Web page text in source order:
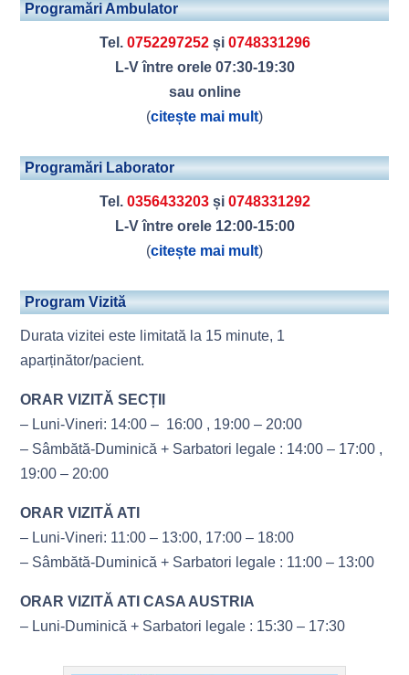
Programări Ambulator
Tel. 0752297252și 0748331296
L-V între orele 07:30-19:30
sau online
(citește mai mult)
Programări Laborator
Tel. 0356433203și 0748331292
L-V între orele 12:00-15:00
(citește mai mult)
Program Vizită
Durata vizitei este limitată la 15 minute, 1
aparținător/pacient.
ORAR VIZITĂ SECȚII
– Luni-Vineri: 14:00 – 16:00 , 19:00 – 20:00
– Sâmbătă-Duminică + Sarbatori legale : 14:00 – 17:00 ,
19:00 – 20:00
ORAR VIZITĂ ATI
– Luni-Vineri: 11:00 – 13:00, 17:00 – 18:00
– Sâmbătă-Duminică + Sarbatori legale : 11:00 – 13:00
ORAR VIZITĂ ATI CASA AUSTRIA
– Luni-Duminică + Sarbatori legale : 15:30 – 17:30